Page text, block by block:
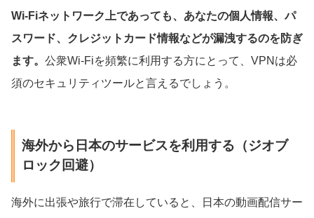
Wi-Fiネットワーク上であっても、あなたの個人情報、パ
スワード、クレジットカード情報などが漏洩するのを防ぎ
ます。 公衆Wi-Fiを頻繁に利用する方にとって、VPNは必
須のセキュリティツールと言えるでしょう。
海外から日本のサービスを利用する（ジオブ
ロック回避）
海外に出張や旅行で滞在していると、日本の動画配信サー